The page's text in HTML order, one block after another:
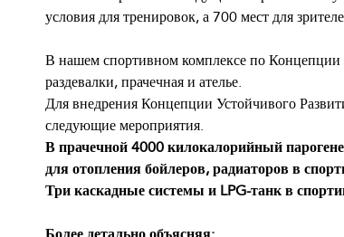
условия для тренировок, а 700 мест для
В нашем спортивном комплексе по Концепции
раздевалки, прачечная и ателье.
Для внедрения Концепции Устойчивого
следующие мероприятия.
В прачечной 4000 килокалорийный
для отопления бойлеров, радиаторов в
Три каскадные системы и LPG-танк в